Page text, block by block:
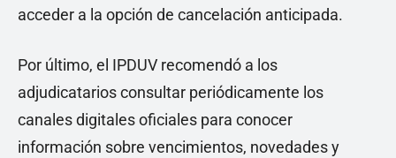
acceder a la opción de cancelación anticipada.
Por último, el IPDUV recomendó a los
adjudicatarios consultar periódicamente los
canales digitales oficiales para conocer
información sobre vencimientos, novedades y